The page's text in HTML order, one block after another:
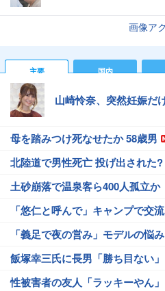
画像ア
主要 国内
山崎怜奈、突然妊娠だ
母を踏みつけ死なせたか 58歳男
北陸道で男性死亡 投げ出された?
土砂崩落で温泉客ら400人孤立か
「悠仁と呼んで」キャンプで交流
「義足で夜の営み」モデルの悩み
飯塚幸三氏に長男「勝ち目ない」
性被害者の友人「ラッキーやん」